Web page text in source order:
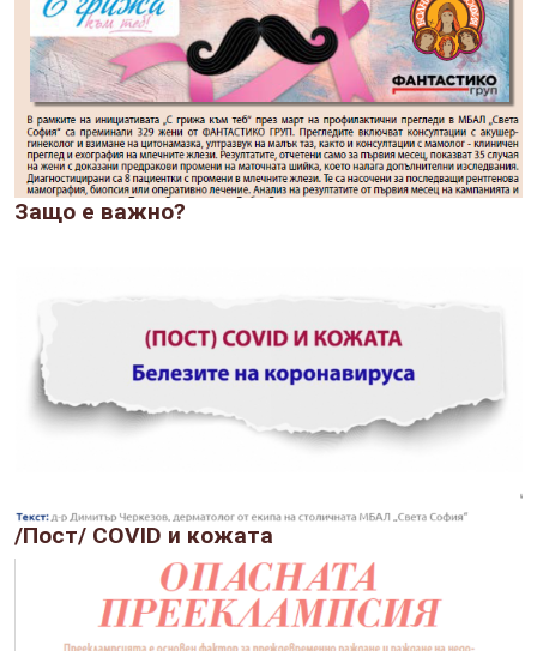
Защо е важно?
/Пост/ COVID и кожата